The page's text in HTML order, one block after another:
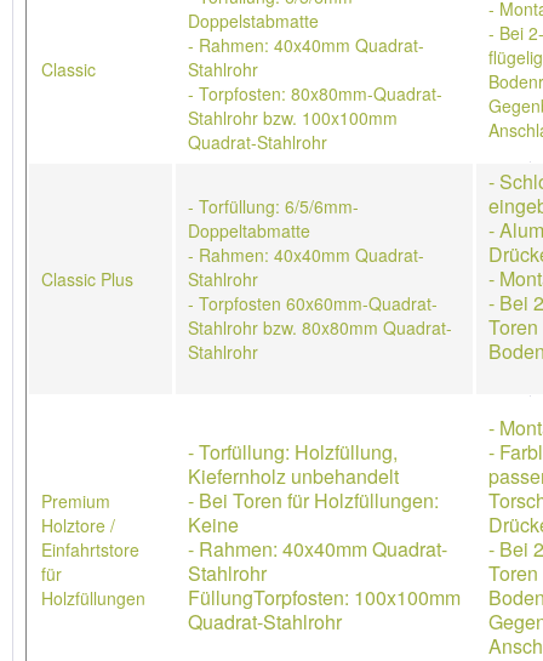
Classic
Doppelstabmatte
- Rahmen: 40x40mm Quadrat-
Stahlrohr
- Torpfosten: 80x80mm-Quadrat-
Stahlrohr bzw. 100x100mm
Quadrat-Stahlrohr
-
- Bei
Classic Plus
- Torfüllung: 6/5/6mm-
Doppeltabmatte
- Rahmen: 40x40mm Quadrat-
Stahlrohr
- Torpfosten 60x60mm-Quadrat-
Stahlrohr bzw. 80x80mm Quadrat-
Stahlrohr
-
-
-
- Bei
Premium
Holztore /
Einfahrtstore
für
Holzfüllungen
- Torfüllung: Holzfüllung,
Kiefernholz unbehandelt
- Bei Toren für Holzfüllungen:
Keine
- Rahmen: 40x40mm Quadrat-
Stahlrohr
FüllungTorpfosten: 100x100mm
Quadrat-Stahlrohr
-
-
- Bei